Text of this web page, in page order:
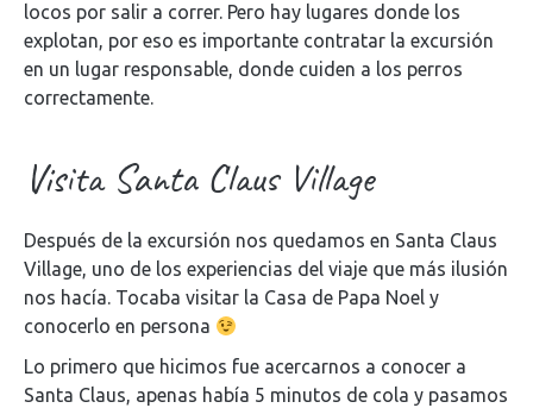
locos por salir a correr. Pero hay lugares donde los
explotan, por eso es importante contratar la excursión
en un lugar responsable, donde cuiden a los perros
correctamente.
Visita Santa Claus Village
Después de la excursión nos quedamos en Santa Claus
Village, uno de los experiencias del viaje que más ilusión
nos hacía. Tocaba visitar la Casa de Papa Noel y
conocerlo en persona
Lo primero que hicimos fue acercarnos a conocer a
Santa Claus, apenas había 5 minutos de cola y pasamos